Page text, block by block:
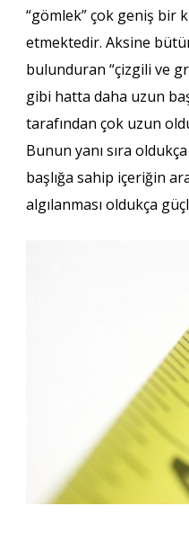
“gömlek” çok geniş bir
etmektedir. Aksine
bulunduran “çizgili ve
gibi hatta daha uzun
tarafından çok uzun
Bunun yanı sıra
başlığa sahip içeriğin
algılanması oldukça